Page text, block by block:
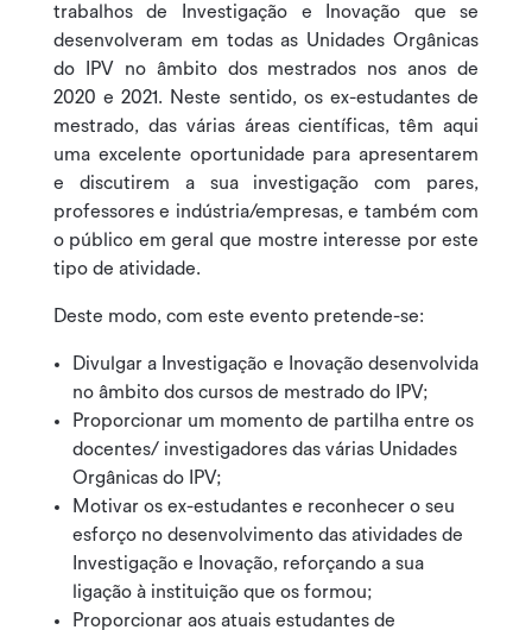
trabalhos de Investigação e Inovação que se
desenvolveram em todas as Unidades Orgânicas
do IPV no âmbito dos mestrados nos anos de
2020 e 2021. Neste sentido, os ex-estudantes de
mestrado, das várias áreas científicas, têm aqui
uma excelente oportunidade para apresentarem
e discutirem a sua investigação com pares,
professores e indústria/empresas, e também com
o público em geral que mostre interesse por este
tipo de atividade.
Deste modo, com este evento pretende-se:
Divulgar a Investigação e Inovação desenvolvida
no âmbito dos cursos de mestrado do IPV;
Proporcionar um momento de partilha entre os
docentes/ investigadores das várias Unidades
Orgânicas do IPV;
Motivar os ex-estudantes e reconhecer o seu
esforço no desenvolvimento das atividades de
Investigação e Inovação, reforçando a sua
ligação à instituição que os formou;
Proporcionar aos atuais estudantes de